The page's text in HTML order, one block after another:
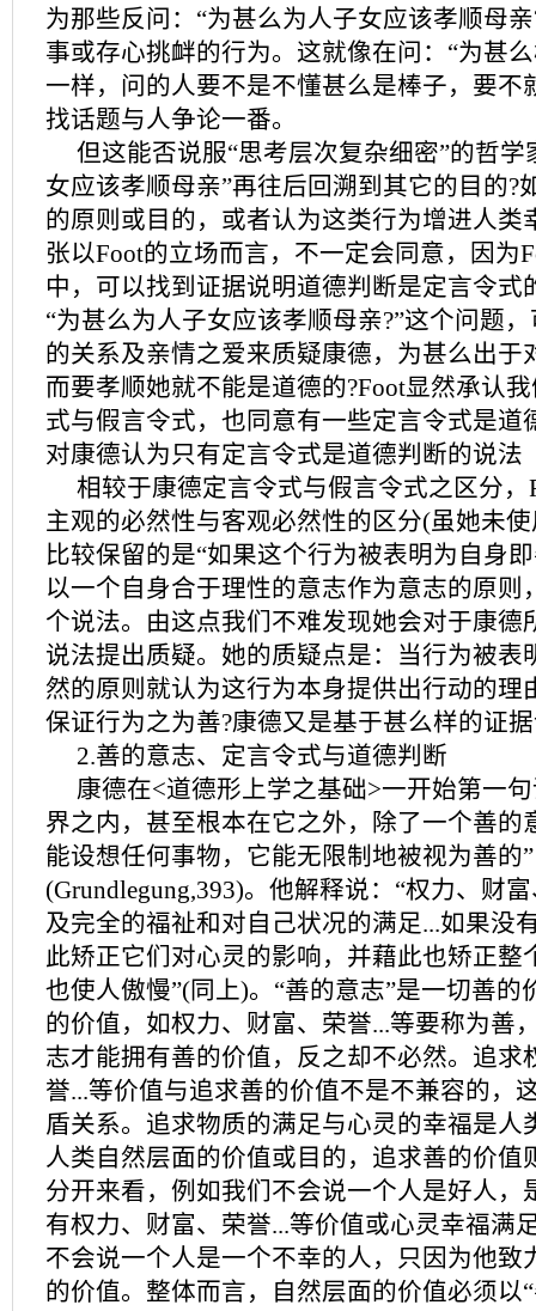
为那些反问：“为甚么为人子女应该孝顺母
事或存心挑衅的行为。这就像在问：“为甚
一样，问的人要不是不懂甚么是棒子，要不
找话题与人争论一番。
但这能否说服“思考层次复杂细密”的哲学
女应该孝顺母亲”再往后回溯到其它的目的?
的原则或目的，或者认为这类行为增进人类
张以Foot的立场而言，不一定会同意，因为
中，可以找到证据说明道德判断是定言令式
“为甚么为人子女应该孝顺母亲?”这个问题
的关系及亲情之爱来质疑康德，为甚么出于
而要孝顺她就不能是道德的?Foot显然承认
式与假言令式，也同意有一些定言令式是道
对康德认为只有定言令式是道德判断的说法
相较于康德定言令式与假言令式之区分
主观的必然性与客观必然性的区分(虽她未
比较保留的是“如果这个行为被表明为自身
以一个自身合于理性的意志作为意志的原则
个说法。由这点我们不难发现她会对于康德
说法提出质疑。她的质疑点是：当行为被表
然的原则就认为这行为本身提供出行动的理
保证行为之为善?康德又是基于甚么样的证
2.善的意志、定言令式与道德判断
康德在<道德形上学之基础>一开始第一
界之内，甚至根本在它之外，除了一个善的
能设想任何事物，它能无限制地被视为善的”
(Grundlegung,393)。他解释说：“权力、财
及完全的福祉和对自己状况的满足...如果没
此矫正它们对心灵的影响，并藉此也矫正整
也使人傲慢”(同上)。“善的意志”是一切善的
的价值，如权力、财富、荣誉...等要称为善
志才能拥有善的价值，反之却不必然。追求
誉...等价值与追求善的价值不是不兼容的，
盾关系。追求物质的满足与心灵的幸福是人
人类自然层面的价值或目的，追求善的价值
分开来看，例如我们不会说一个人是好人，
有权力、财富、荣誉...等价值或心灵幸福满
不会说一个人是一个不幸的人，只因为他致
的价值。整体而言，自然层面的价值必须以